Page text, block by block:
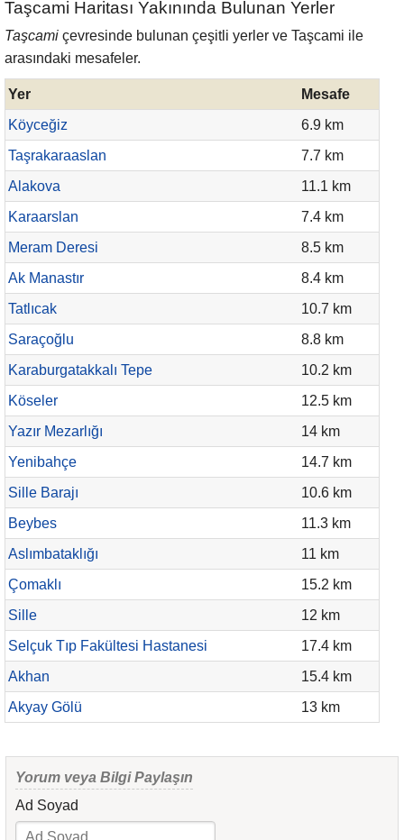
Taşcami Haritası Yakınında Bulunan Yerler
Taşcami çevresinde bulunan çeşitli yerler ve Taşcami ile
arasındaki mesafeler.
Yer
Mesafe
Köyceğiz
6.9 km
Taşrakaraaslan
7.7 km
Alakova
11.1 km
Karaarslan
7.4 km
Meram Deresi
8.5 km
Ak Manastır
8.4 km
Tatlıcak
10.7 km
Saraçoğlu
8.8 km
Karaburgatakkalı Tepe
10.2 km
Köseler
12.5 km
Yazır Mezarlığı
14 km
Yenibahçe
14.7 km
Sille Barajı
10.6 km
Beybes
11.3 km
Aslımbataklığı
11 km
Çomaklı
15.2 km
Sille
12 km
Selçuk Tıp Fakültesi Hastanesi
17.4 km
Akhan
15.4 km
Akyay Gölü
13 km
Yorum veya Bilgi Paylaşın
Ad Soyad